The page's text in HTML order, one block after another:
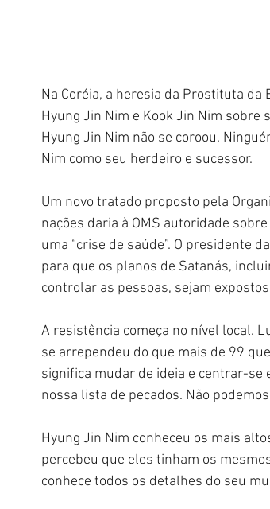
Na Coréia, a heresia da Prostituta
Hyung Jin Nim e Kook Jin Nim sobre
Hyung Jin Nim não se coroou.
Nim como seu herdeiro e sucessor.
Um novo tratado proposto pela
nações daria à OMS autoridade
uma “crise de saúde”. O presidente
para que os planos de Satanás,
controlar as pessoas, sejam
A resistência começa no nível local.
se arrependeu do que mais de 99
significa mudar de ideia e centrar-se
nossa lista de pecados. Não
Hyung Jin Nim conheceu os mais
percebeu que eles tinham os
conhece todos os detalhes do seu